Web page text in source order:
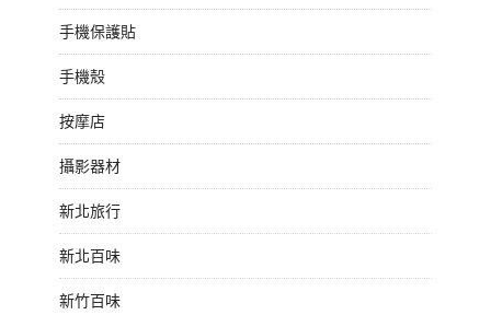
手機保護貼
手機殼
按摩店
攝影器材
新北旅行
新北百味
新竹百味